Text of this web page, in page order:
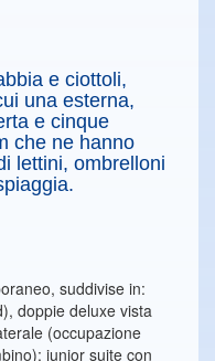
e ciottoli,
una esterna,
e cinque
che ne hanno
lettini, ombrelloni
suddivise in:
doppie deluxe vista
(occupazione
junior suite con